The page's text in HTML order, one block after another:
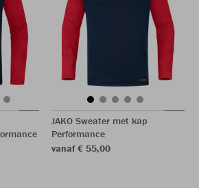
JAKO Sweater met kap
Performance
vanaf € 55,00